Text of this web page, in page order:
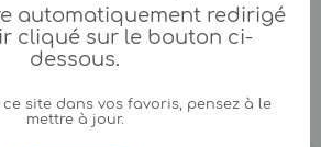
automatiquement redirigé
cliqué sur le bouton ci-
dessous.
ce site dans vos favoris, pensez à le
mettre à jour.